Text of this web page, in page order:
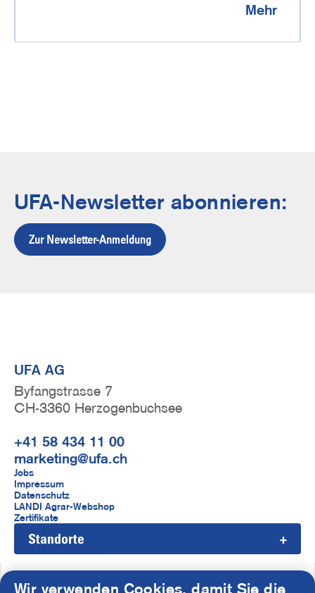
Mehr
UFA-Newsletter abonnieren:
Zur Newsletter-Anmeldung
UFA AG
Byfangstrasse 7
CH-3360 Herzogenbuchsee
+41 58 434 11 00
marketing@ufa.ch
F
u
ß
z
e
Jobs
Impressum
Datenschutz
LANDI Agrar-Webshop
Zertifikate
Standorte
Wir verwenden Cookies, damit Sie die